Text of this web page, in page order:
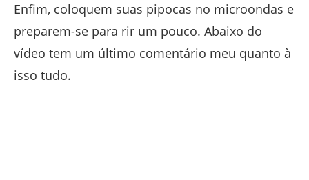
Enfim, coloquem suas pipocas no microondas e
preparem-se para rir um pouco. Abaixo do
vídeo tem um último comentário meu quanto à
isso tudo.